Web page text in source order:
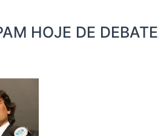
HOJE DE DEBATE